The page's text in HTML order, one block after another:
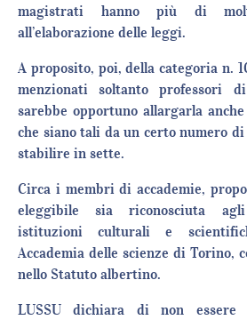
magistrati hanno più di
all’elaborazione delle leggi.
A proposito, poi, della categoria n.
menzionati soltanto professori
sarebbe opportuno allargarla
che siano tali da un certo numero
stabilire in sette.
Circa i membri di accademie,
eleggibile sia riconosciuta
istituzioni culturali e
Accademia delle scienze di Torino,
nello Statuto albertino.
LUSSU dichiara di non